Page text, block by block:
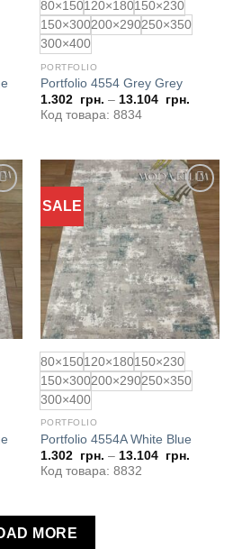
80×150120×180150×230
150×300200×290250×350
300×400
PORTFOLIO
Portfolio 4554 Grey Grey
1.302 грн. – 13.104 грн.
Код товара: 8834
SALE
Додати
до
обраного
80×150120×180150×230
150×300200×290250×350
300×400
PORTFOLIO
Portfolio 4554A White Blue
1.302 грн. – 13.104 грн.
Код товара: 8832
MORE